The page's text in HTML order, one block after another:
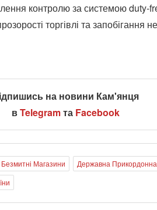
контролю за системою duty-
торгівлі та запобігання
на новини Кам'янця
вTelegramта Facebook
Безмитні Магазини Державна